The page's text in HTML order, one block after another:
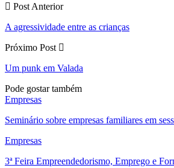
Post Anterior
A agressividade entre as crianças
Próximo Post
Um punk em Valada
Pode gostar também
Empresas
Seminário sobre empresas familiares em
Empresas
3ª Feira Empreendedorismo, Emprego e